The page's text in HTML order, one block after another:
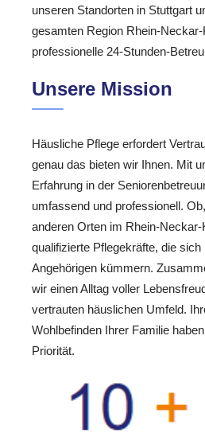
unseren Standorten in Stuttgart
gesamten Region Rhein-
professionelle 24-Stunden-
Unsere Mission
Häusliche Pflege erfordert
genau das bieten wir Ihnen. Mit
Erfahrung in der
umfassend und professionell.
anderen Orten im Rhein-
qualifizierte Pflegekräfte, die
Angehörigen kümmern.
wir einen Alltag voller
vertrauten häuslichen Umfeld.
Wohlbefinden Ihrer Familie
Priorität.